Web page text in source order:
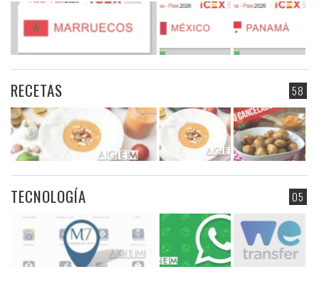
58
RECETAS
05
TECNOLOGÍA